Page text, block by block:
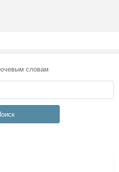
словам